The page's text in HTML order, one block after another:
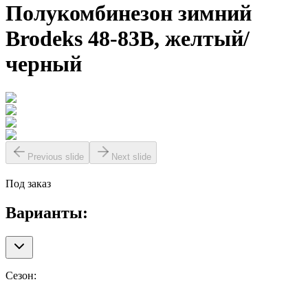
Полукомбинезон зимний
Brodeks 48-83В, желтый/
черный
Previous slide Next slide
Под заказ
Варианты:
Сезон: